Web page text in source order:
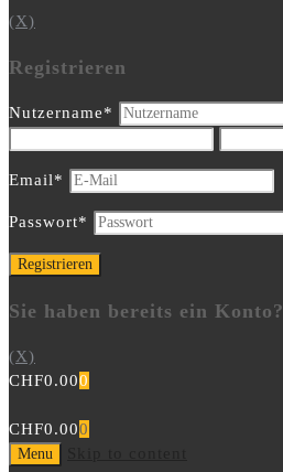
(X)
Registrieren
Nutzername*
Email*
Passwort*
Sie haben bereits ein Konto?
(X)
CHF0.000
CHF0.000
Menu